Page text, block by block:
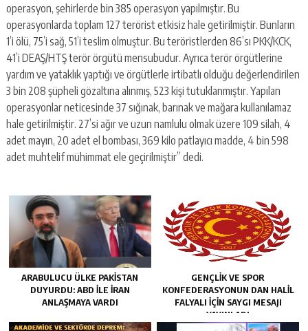
operasyon, şehirlerde bin 385 operasyon yapılmıştır. Bu
operasyonlarda toplam 127 terörist etkisiz hale getirilmiştir. Bunların
1’i ölü, 75’i sağ, 51’i teslim olmuştur. Bu teröristlerden 86’sı PKK/KCK,
41’i DEAŞ/HTŞ terör örgütü mensubudur. Ayrıca terör örgütlerine
yardım ve yataklık yaptığı ve örgütlerle irtibatlı olduğu değerlendirilen
3 bin 208 şüpheli gözaltına alınmış, 523 kişi tutuklanmıştır. Yapılan
operasyonlar neticesinde 37 sığınak, barınak ve mağara kullanılamaz
hale getirilmiştir. 27’si ağır ve uzun namlulu olmak üzere 109 silah, 4
adet mayın, 20 adet el bombası, 369 kilo patlayıcı madde, 4 bin 598
adet muhtelif mühimmat ele geçirilmiştir” dedi.
ARABULUCU ÜLKE PAKISTAN
DUYURDU: ABD ILE İRAN
ANLAŞMAYA VARDI
GENÇLİK VE SPOR
KONFEDERASYONUN DAN HALİL
FALYALI İÇİN SAYGI MESAJI
YAYINLADI